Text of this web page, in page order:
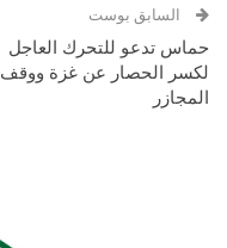
السابق بوست
حماس تدعو للتحرك العاجل
لكسر الحصار عن غزة ووقف
المجازر